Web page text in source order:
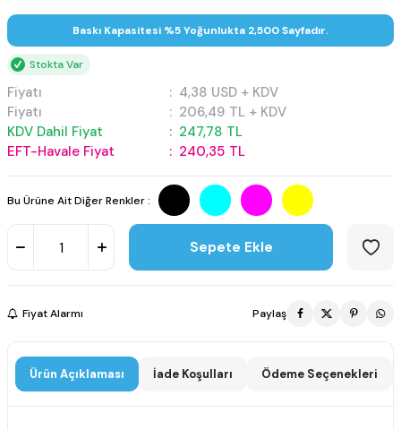
Baskı Kapasitesi %5 Yoğunlukta 2,500 Sayfadır.
Stokta Var
Fiyatı : 4,38 USD + KDV
Fiyatı
: 206,49 TL + KDV
KDV Dahil Fiyat
: 247,78 TL
EFT-Havale Fiyat
: 240,35 TL
Bu Ürüne Ait Diğer Renkler :
Sepete Ekle
Fiyat Alarmı Paylaş
Ürün Açıklaması İade Koşulları Ödeme Seçenekleri